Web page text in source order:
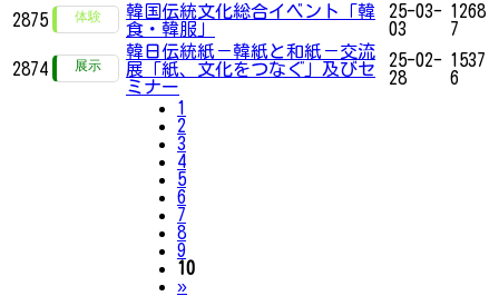
2875
韓国伝統文化総合イベント「韓
食・韓服」
25-03-
03
1268
7
2874
韓日伝統紙－韓紙と和紙－交流
展「紙、文化をつなぐ」及びセ
ミナー
25-02-
28
1537
6
1
2
3
4
5
6
7
8
9
10
»Next